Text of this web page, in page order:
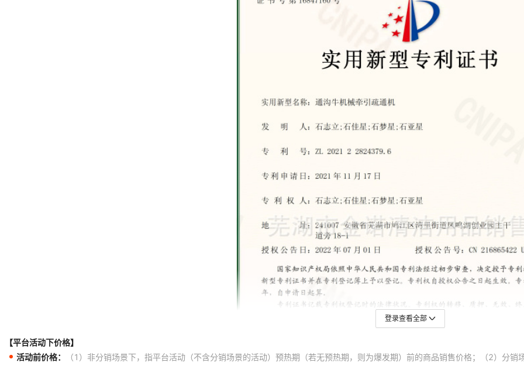
登录查看全部
【平台活动下价格】
活动前价格：
（1）非分销场景下，指平台活动（不含分销场景的活动）预热期（若无预热期，则为爆发期）前的商品销售价格；（2）分